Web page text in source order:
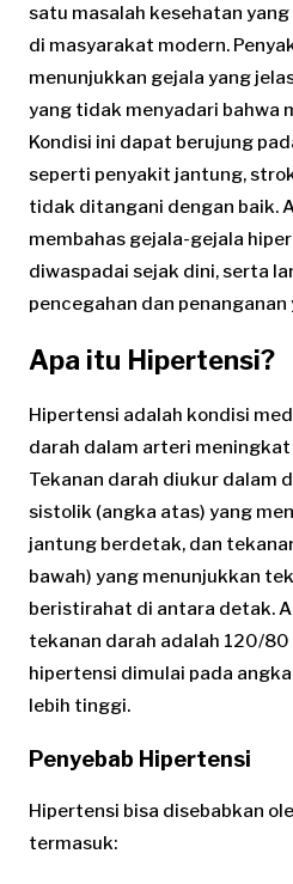
satu masalah kesehatan
di masyarakat modern.
menunjukkan gejala yang
yang tidak menyadari bahwa
Kondisi ini dapat berujung
seperti penyakit jantung,
tidak ditangani dengan baik.
membahas gejala-gejala
diwaspadai sejak dini, serta
pencegahan dan
Apa itu Hipertensi?
Hipertensi adalah kondisi
darah dalam arteri
Tekanan darah diukur dalam
sistolik (angka atas) yang
jantung berdetak, dan
bawah) yang menunjukkan
beristirahat di antara detak.
tekanan darah adalah 120/
hipertensi dimulai pada
lebih tinggi.
Penyebab Hipertensi
Hipertensi bisa disebabkan
termasuk: